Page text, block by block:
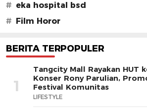
# eka hospital bsd
#
Film Horor
BERITA TERPOPULER
1
Tangcity Mall Rayakan HUT
Konser Rony Parulian,
Festival Komunitas
LIFESTYLE